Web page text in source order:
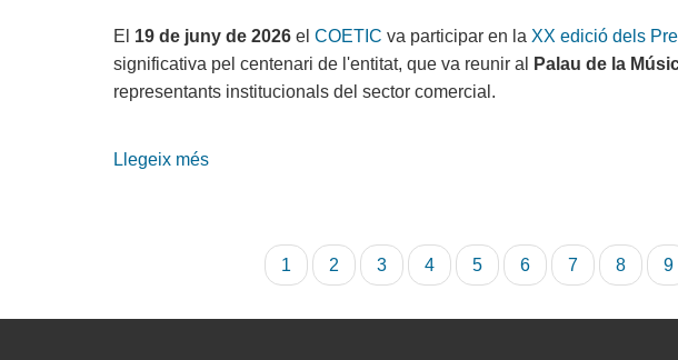
expedient
d'Enginyeria
Informàtica
El 19 de juny de 2026 el COETIC va participar en la XX edició dels
significativa pel centenari de l'entitat, que va reunir al
Palau de la
representants institucionals del sector comercial.
Llegeix més
Pàgina
1 Pàgina
2 Pàgina
3 Pàgina
4 Pàgina
5 Pàgina
6 Pàgina
7 Pàgina
8 9